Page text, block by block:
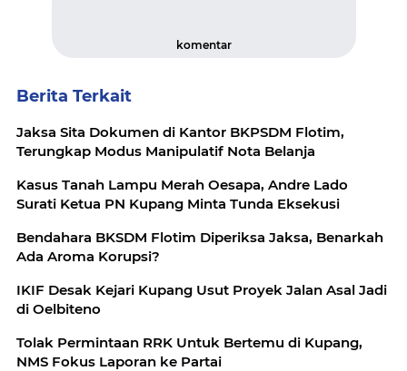
komentar
Berita Terkait
Jaksa Sita Dokumen di Kantor BKPSDM Flotim,
Terungkap Modus Manipulatif Nota Belanja
Kasus Tanah Lampu Merah Oesapa, Andre Lado
Surati Ketua PN Kupang Minta Tunda Eksekusi
Bendahara BKSDM Flotim Diperiksa Jaksa, Benarkah
Ada Aroma Korupsi?
IKIF Desak Kejari Kupang Usut Proyek Jalan Asal Jadi
di Oelbiteno
Tolak Permintaan RRK Untuk Bertemu di Kupang,
NMS Fokus Laporan ke Partai